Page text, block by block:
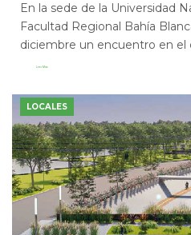
En la sede de la Universidad
Facultad Regional Bahía
diciembre un encuentro en el
Leer Más
LOCALES